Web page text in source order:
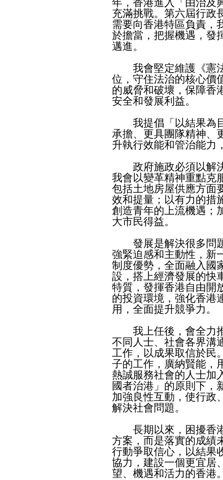
充滿挑戰。第六屆行政
需要向香港特區負責，
於擔當，把握機遇，發
邁進。
我會堅定維護《憲法
位，守住法治的核心價
的威脅和破壞，保障香
安全和發展利益。
我提倡「以結果為目
承擔、更具團隊精神、
升執行效能和管治能力
政府施政必須以解決
我會以變革精神重點克
包括土地房屋供應方面
效和提量；以有力的措
創造青年的上流機遇；
大市民得益。
發展是解決很多問題
強緊迫感和主動性，新
制度優勢，全面融入國
設，搭上經濟發展的快
特質，發揮香港自由開
的投資環境，強化香港
用，全面提升競爭力。
我上任後，會全力推
不同人士、社會各界溝
工作，以成果取信於民
子的工作，廣納賢能，
熱誠服務社會的人士加
國者治港」的原則下，
加強良性互動，使行政
解決社會問題。
長期以來，困擾香港
方案，而是落實的成績
行動爭取信心，以結果
協力，建設一個更宜居
望、機遇和活力的香港